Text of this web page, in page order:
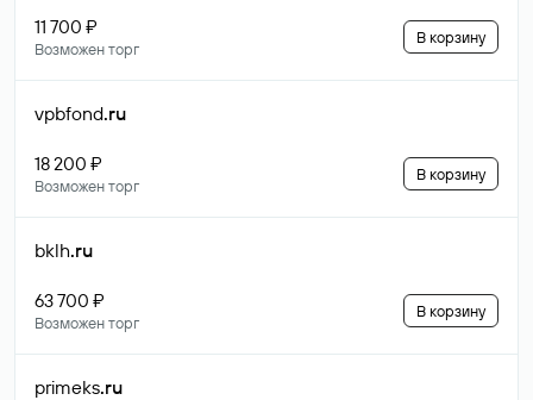
11 700 ₽
Возможен торг
В корзину
vpbfond.ru
18 200 ₽
Возможен торг
В корзину
bklh.ru
63 700 ₽
Возможен торг
В корзину
primeks.ru